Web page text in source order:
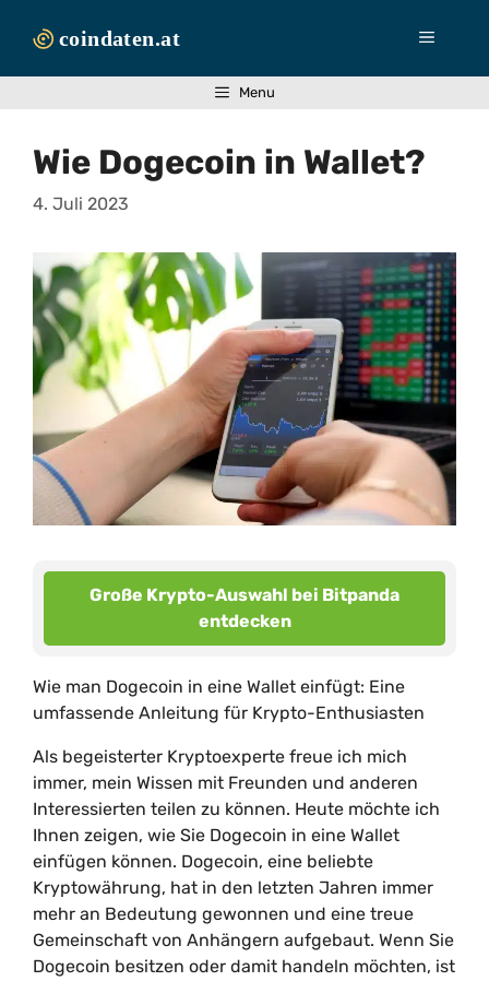
Inhalt
Menü
Menu
Wie Dogecoin in Wallet?
4. Juli 2023
Große Krypto-Auswahl bei Bitpanda
entdecken
Wie man Dogecoin in eine Wallet einfügt: Eine
umfassende Anleitung für Krypto-Enthusiasten
Als begeisterter Kryptoexperte freue ich mich
immer, mein Wissen mit Freunden und anderen
Interessierten teilen zu können. Heute möchte ich
Ihnen zeigen, wie Sie Dogecoin in eine Wallet
einfügen können. Dogecoin, eine beliebte
Kryptowährung, hat in den letzten Jahren immer
mehr an Bedeutung gewonnen und eine treue
Gemeinschaft von Anhängern aufgebaut. Wenn Sie
Dogecoin besitzen oder damit handeln möchten, ist